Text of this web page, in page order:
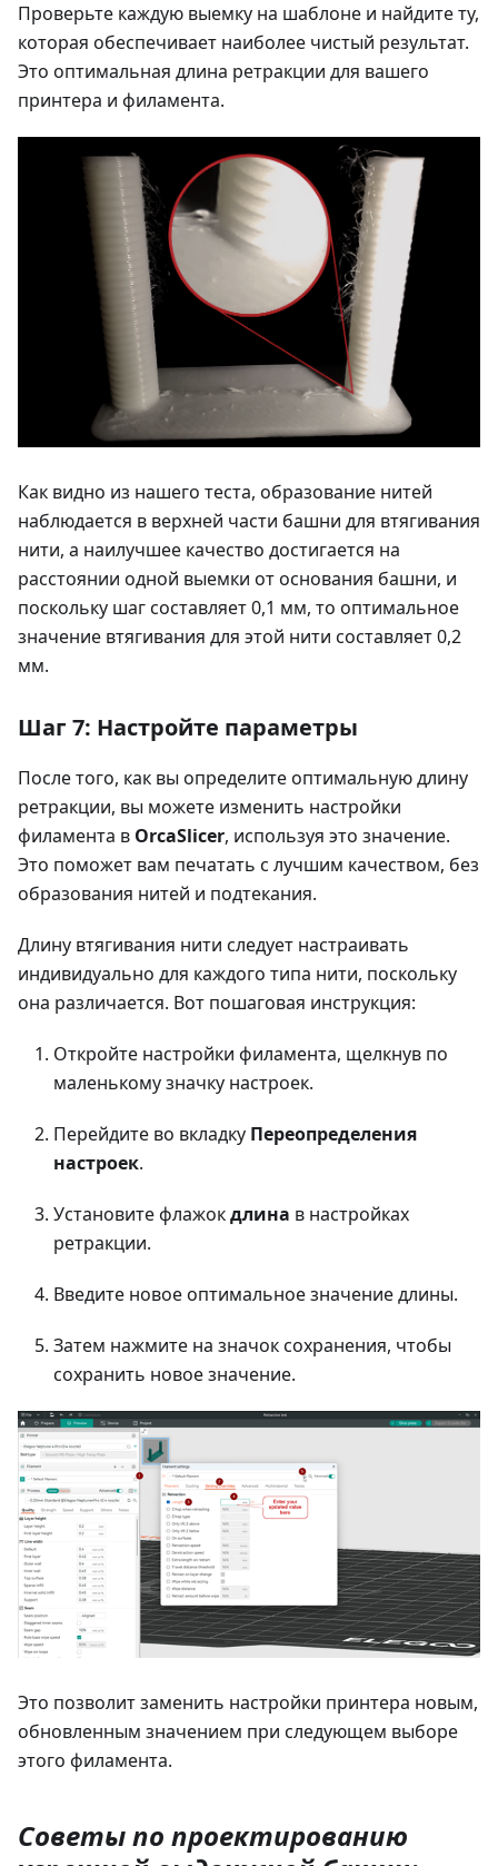
Проверьте каждую выемку на шаблоне и найдите ту,
которая обеспечивает наиболее чистый результат.
Это оптимальная длина ретракции для вашего
принтера и филамента.
Как видно из нашего теста, образование нитей
наблюдается в верхней части башни для втягивания
нити, а наилучшее качество достигается на
расстоянии одной выемки от основания башни, и
поскольку шаг составляет 0,1 мм, то оптимальное
значение втягивания для этой нити составляет 0,2
мм.
Шаг 7: Настройте параметры
После того, как вы определите оптимальную длину
ретракции, вы можете изменить настройки
филамента в OrcaSlicer, используя это значение.
Это поможет вам печатать с лучшим качеством, без
образования нитей и подтекания.
Длину втягивания нити следует настраивать
индивидуально для каждого типа нити, поскольку
она различается. Вот пошаговая инструкция:
Откройте настройки филамента, щелкнув по
маленькому значку настроек.
Перейдите во вкладку Переопределения
настроек.
Установите флажокдлина в настройках
ретракции.
Введите новое оптимальное значение длины.
Затем нажмите на значок сохранения, чтобы
сохранить новое значение.
Это позволит заменить настройки принтера новым,
обновленным значением при следующем выборе
этого филамента.
Советы по проектированию